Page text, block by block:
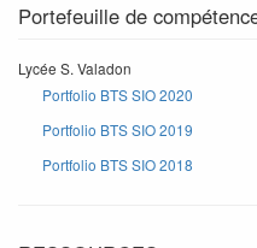
Portefeuille de
Lycée S. Valadon
Portfolio BTS SIO 2020
Portfolio BTS SIO 2019
Portfolio BTS SIO 2018